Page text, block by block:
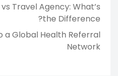
Travel Agency: What’s
the Difference?
a Global Health Referral
Network